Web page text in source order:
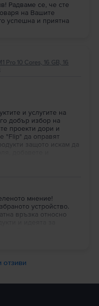
Радваме се, че сте
на Вашите
успешна и приятна
Pro 10 Cores, 16 GB, 16
и услугите на
добър избор на
проекти дори и
"Flip" да оправят
защото искам да
мнение!
устройство.
връзка относно
и Вашите